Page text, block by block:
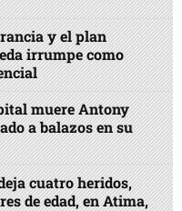
y el plan
irrumpe como
muere Antony
a balazos en su
cuatro heridos,
de edad, en Atima,